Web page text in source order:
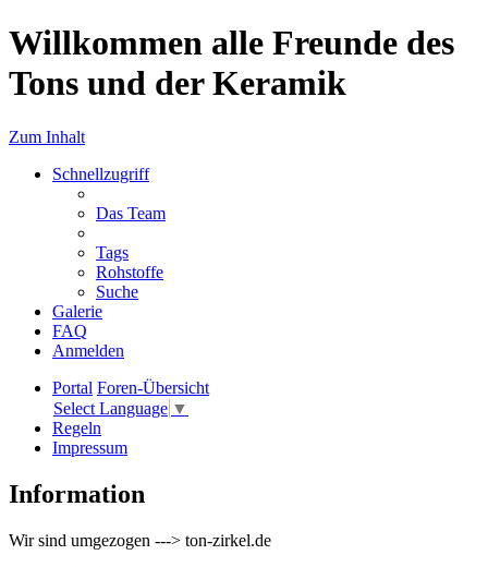
Willkommen alle Freunde des
Tons und der Keramik
Zum Inhalt
Schnellzugriff
Das Team
Tags
Rohstoffe
Suche
Galerie
FAQ
Anmelden
Portal Foren-Übersicht
Select Language ▼
Regeln
Impressum
Information
Wir sind umgezogen ---> ton-zirkel.de